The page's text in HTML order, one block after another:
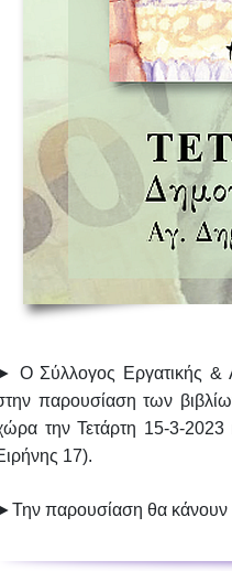
Ο Σύλλογος Εργατικής &
παρουσίαση των
την Τετάρτη 15-3-2023
17).
παρουσίαση θα κάνουν